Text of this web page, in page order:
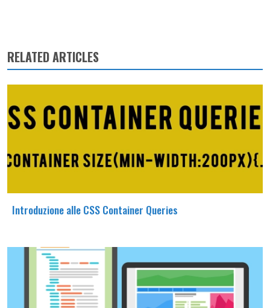
RELATED ARTICLES
Introduzione alle CSS Container Queries